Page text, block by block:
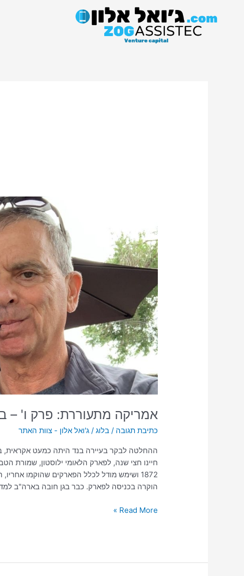
אמריקה מתעוררת: פרק ו' –
כתיבת תגובה /בלוג /ג'ואל אלון - צוות האתר
ההחלטה לבקר בעיירה בנד היתה כמעט אקראית,
חיינו חצי שנה, לפארק הלאומי ילוסטון, שמורת
1872 ושימש מודל לכלל הפארקים שהוקמו
הוקרה בכניסה לפארק. כבר בגן חובה בארה"ב
פרק
ו'
–
בנד
–
יחי
המלך
החדש
Read More »